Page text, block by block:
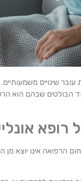
שינויים משמעותיים.
הבולטים שבהם הוא
הרפואה אינו יוצא